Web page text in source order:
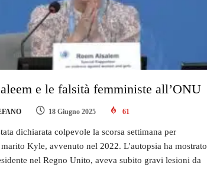
e le falsità femministe all’ONU
18 Giugno 2025 61
dichiarata colpevole la scorsa settimana per
Kyle, avvenuto nel 2022. L'autopsia ha mostrato
nel Regno Unito, aveva subito gravi lesioni da